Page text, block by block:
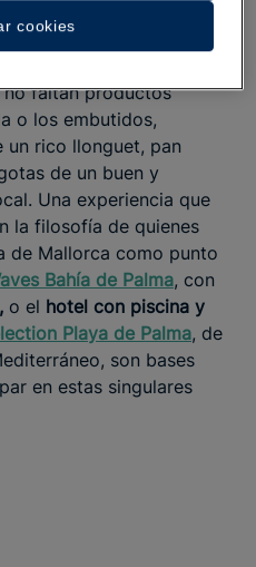
perfectos para
día o de varios. Como
no faltan productos
o los embutidos,
un rico llonguet, pan
de un buen y
Una experiencia que
la filosofía de quienes
de Mallorca como punto
Bahía de Palma, con
o el hotel con piscina y
Playa de Palma, de
son bases
en estas singulares
cookies